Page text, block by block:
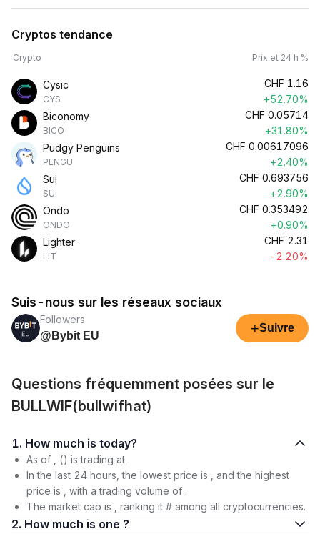
Cryptos tendance
Crypto Prix et 24 h %
Cysic
CYS
CHF 1.16
+52.70%
Biconomy
BICO
CHF 0.05714
+31.80%
Pudgy Penguins
PENGU
CHF 0.00617096
+2.40%
Sui
SUI
CHF 0.693756
+2.90%
Ondo
ONDO
CHF 0.353492
+0.90%
Lighter
LIT
CHF 2.31
-2.20%
Suis-nous sur les réseaux sociaux
Followers
@Bybit EU
+Suivre
Questions fréquemment posées sur le
BULLWIF(bullwifhat)
1. How much is today?
As of , () is trading at .
In the last 24 hours, the lowest price is , and the highest
price is , with a trading volume of .
The market cap is , ranking it # among all cryptocurrencies.
2. How much is one ?